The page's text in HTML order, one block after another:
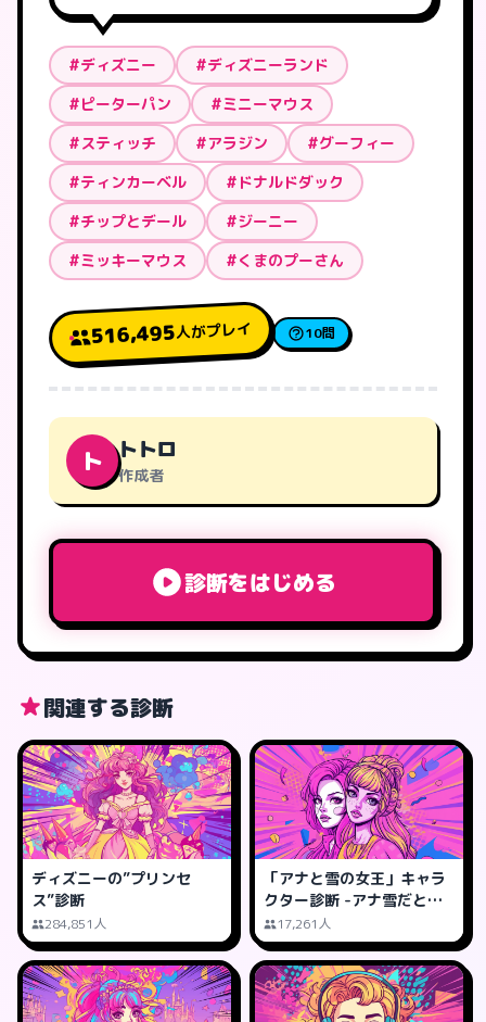
#ディズニー
#ディズニーランド
#ピーターパン
#ミニーマウス
#スティッチ
#アラジン
#グーフィー
#ティンカーベル
#ドナルドダック
#チップとデール
#ジーニー
#ミッキーマウス
#くまのプーさん
516,495人がプレイ 10問
ト トトロ
作成者
診断をはじめる
関連する診断
ディズニーの”プリンセ
ス”診断
284,851人
「アナと雪の女王」キャラ
クター診断 -アナ雪だと誰
タイプ?
17,261人